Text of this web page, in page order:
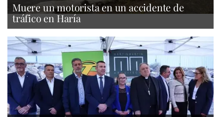
Muere un motorista en un accidente de
tráfico en Haría